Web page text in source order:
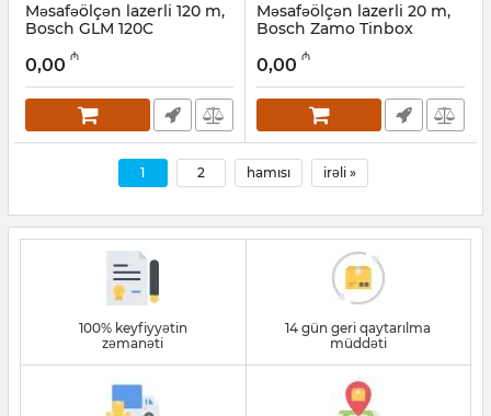
Məsafəölçən lazerli 120 m,
Bosch GLM 120C
Artikul:
0,00 ₼
Məsafəölçən lazerli 20 m,
Bosch Zamo Tinbox
Artikul:
0,00 ₼
1 2 hamısı irəli »
100% keyfiyyətin
zəmanəti
14 gün geri qaytarılma
müddəti